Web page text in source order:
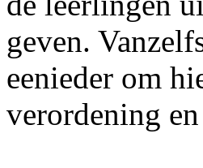
geven.
eenieder om
verordening